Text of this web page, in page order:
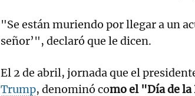
"Se están muriendo por llegar a un
señor’", declaró que le dicen.
El 2 de abril, jornada que el
Trump, denominó como el "Día de